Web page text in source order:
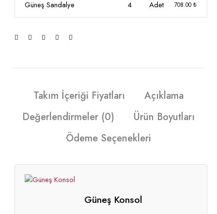
Güneş Sandalye 4 Adet 708.00 ₺
Takım İçeriği Fiyatları
Açıklama
Değerlendirmeler (0)
Ürün Boyutları
Ödeme Seçenekleri
Güneş Konsol